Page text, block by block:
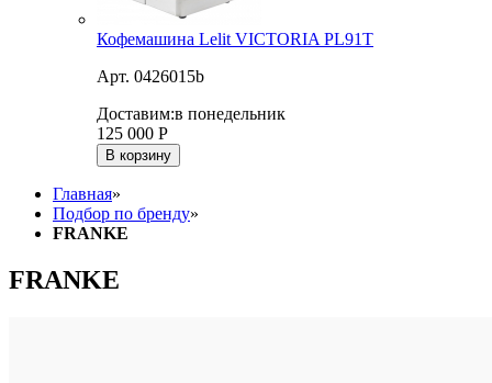
Кофемашина Lelit VICTORIA PL91T
Арт. 0426015b
Доставим:в понедельник
125 000 Р
В корзину
Главная»
Подбор по бренду»
FRANKE
FRANKE